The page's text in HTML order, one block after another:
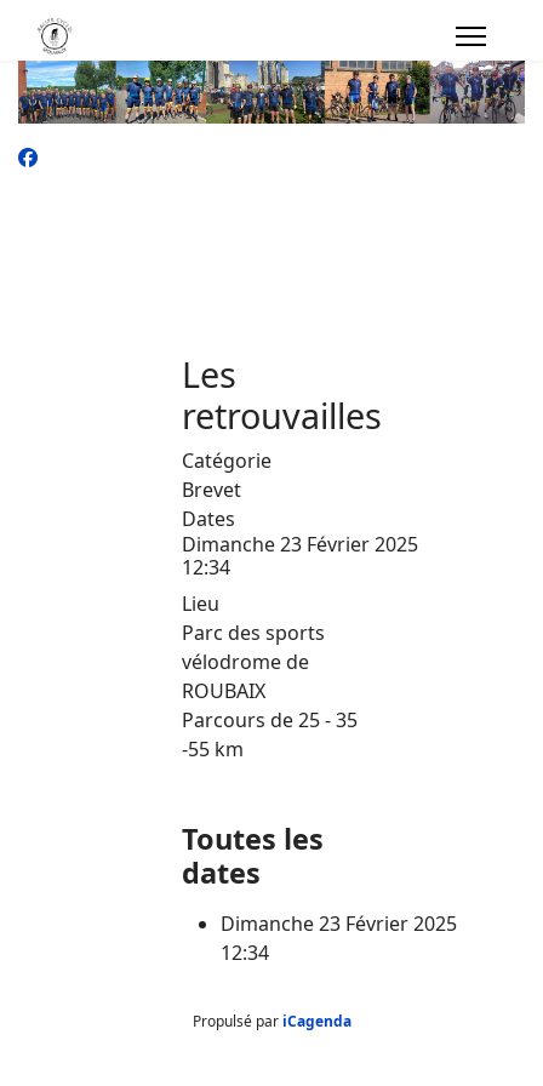
Les
retrouvailles
Catégorie
Brevet
Dates
Dimanche 23 Février 2025
12:34
Lieu
Parc des sports
vélodrome de
ROUBAIX
Parcours de 25 - 35
-55 km
Toutes les
dates
Dimanche 23 Février 2025
12:34
Propulsé par iCagenda